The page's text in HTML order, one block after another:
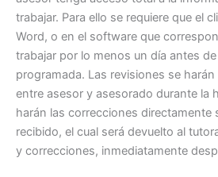
trabajar. Para ello se requiere que el
Word, o en el software que
trabajar por lo menos un día antes
programada. Las revisiones se
entre asesor y asesorado durante la
harán las correcciones directamente
recibido, el cual será devuelto al
y correcciones, inmediatamente